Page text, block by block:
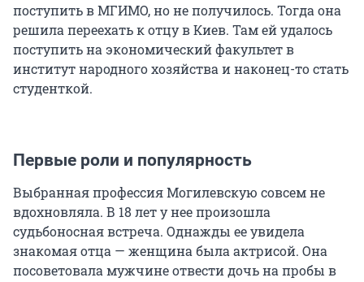
поступить в МГИМО, но не получилось. Тогда она
решила переехать к отцу в Киев. Там ей удалось
поступить на экономический факультет в
институт народного хозяйства и наконец-то стать
студенткой.
Первые роли и популярность
Выбранная профессия Могилевскую совсем не
вдохновляла. В 18 лет у нее произошла
судьбоносная встреча. Однажды ее увидела
знакомая отца — женщина была актрисой. Она
посоветовала мужчине отвести дочь на пробы в